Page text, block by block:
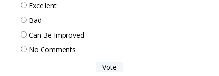
Excellent
Bad
Can Be Improved
No Comments